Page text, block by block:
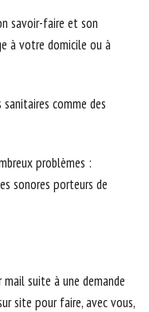
savoir-faire et son
à votre domicile ou à
comme des
problèmes :
sonores porteurs de
suite à une demande
site pour faire, avec vous,